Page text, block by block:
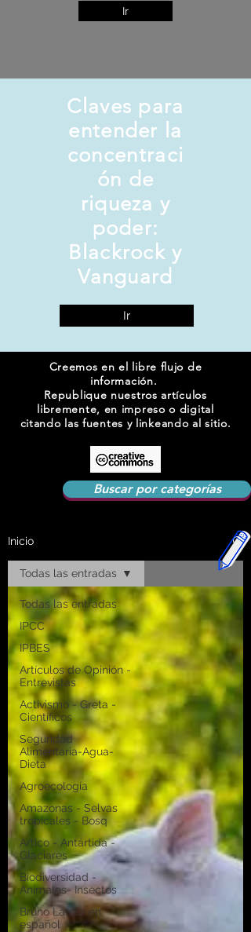
Ir
Claves para
entender la
concentraci
ón de
riqueza y
poder:
Blackrock y
Vanguard
Ir
Creemos en el libre flujo de
información.
Republique nuestros artículos
libremente, en impreso o digital
citando las fuentes y linkeando al sitio.
Buscar por categorías
Inicio
Todas las entradas
IPCC
IPBES
Artículos de Opinión -
Entrevistas
Activismo - Greta -
Científicos
Seguridad
Alimentaria-Agua-
Dieta
Agroecología
Amazonas - Selvas
tropicales - Bosq
Artico - Antártida -
Glaciares
Biodiversidad -
Animales- Insectos
Bruno Latour en
español
Todas las entradas